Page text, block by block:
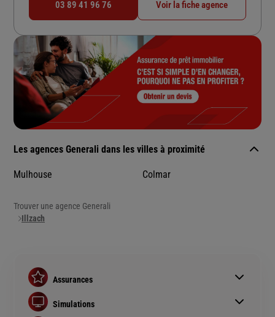
03 89 41 96 76 Voir la fiche agence
Les agences Generali dans les villes à proximité
Mulhouse Colmar
Trouver une agence Generali
Illzach
Assurances
Assurance auto
Assurance habitation
Simulations